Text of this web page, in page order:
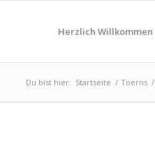
Herzlich Willkommen
Du bist hier: Startseite / Toerns /